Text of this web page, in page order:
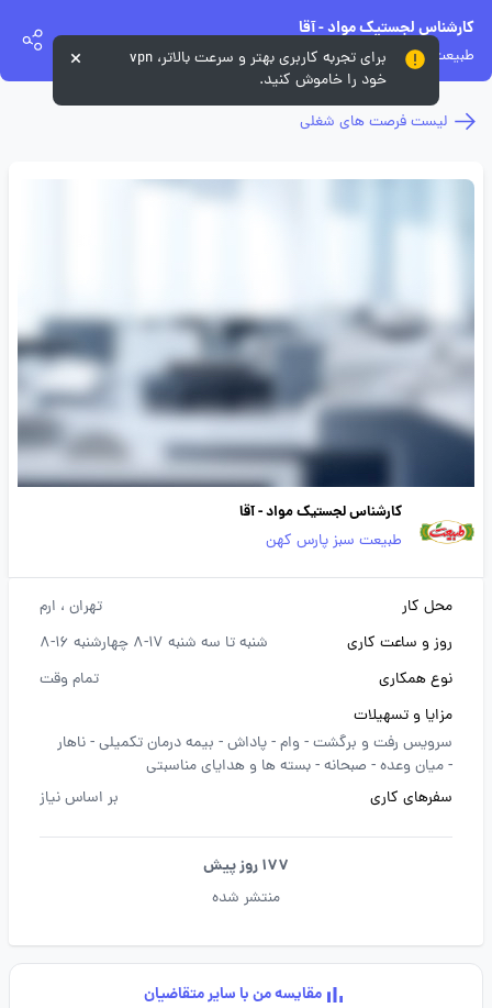
کارشناس لجستیک مواد - آقا
طبیعت سبز پارس کهن
لیست فرصت های شغلی
کارشناس لجستیک مواد - آقا
طبیعت سبز پارس کهن
محل کار تهران ، ارم
روز و ساعت کاری
شنبه تا سه شنبه 17-8 چهارشنبه 16-8
نوع همکاری
تمام وقت
مزایا و تسهیلات
سرویس رفت و برگشت -وام -پاداش - بیمه درمان تکمیلی -ناهار
-میان وعده - صبحانه -بسته ها و هدایای مناسبتی
سفرهای کاری
بر اساس نیاز
177 روز پیش
منتشر شده
مقایسه من با سایر متقاضیان
برای تجربه کاربری بهتر و سرعت بالاتر، vpn
خود را خاموش کنید.